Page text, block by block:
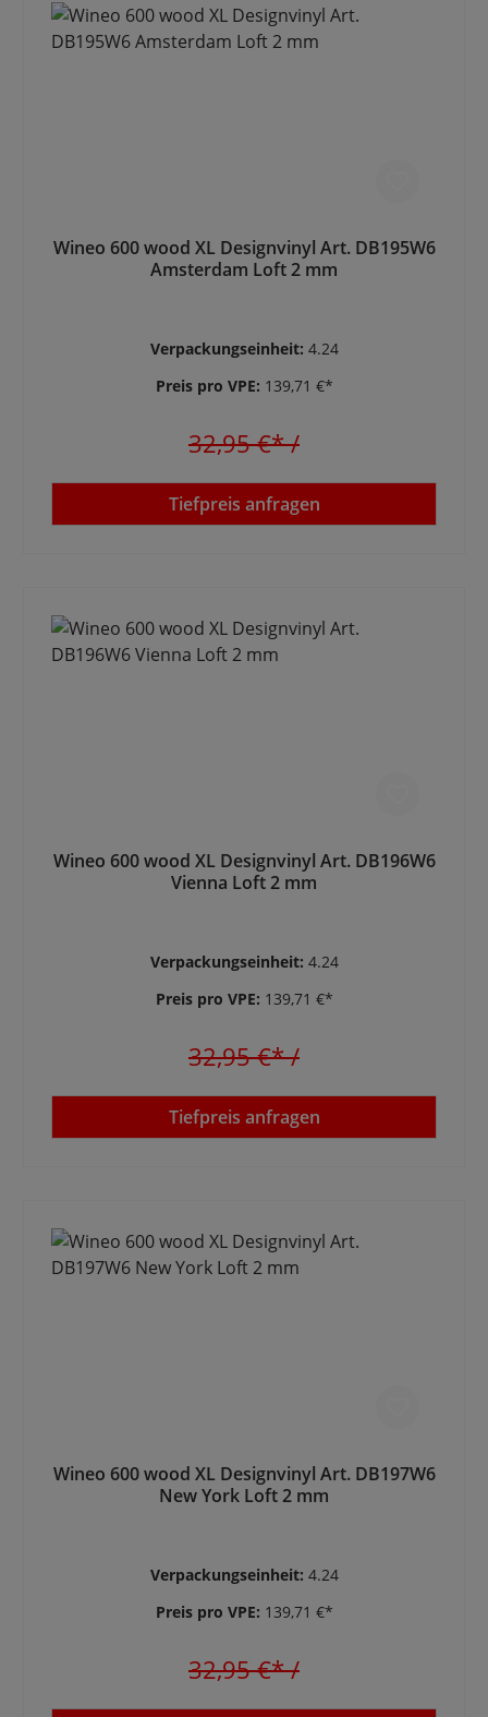
Wineo 600 wood XL Designvinyl Art. DB195W6
Amsterdam Loft 2 mm
Verpackungseinheit: 4.24
Preis pro VPE: 139,71 €*
32,95 €*/
Tiefpreis anfragen
Wineo 600 wood XL Designvinyl Art. DB196W6
Vienna Loft 2 mm
Verpackungseinheit: 4.24
Preis pro VPE: 139,71 €*
32,95 €*/
Tiefpreis anfragen
Wineo 600 wood XL Designvinyl Art. DB197W6
New York Loft 2 mm
Verpackungseinheit: 4.24
Preis pro VPE: 139,71 €*
32,95 €*/